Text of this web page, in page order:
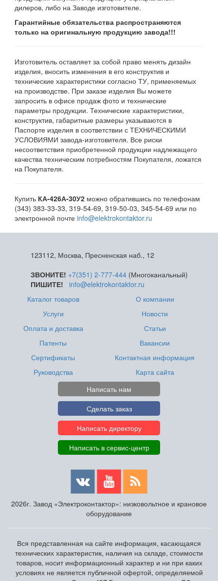
дилеров, либо на Заводе изготовителе.
Гарантийные обязательства распространяются
только на оригинальную продукцию завода!!!
Изготовитель оставляет за собой право менять дизайн
изделия, вносить изменения в его конструктив и
технические характеристики согласно ТУ, применяемых
на производстве. При заказе изделия Вы можете
запросить в офисе продаж фото и технические
параметры продукции. Технические характеристики,
конструктив, габаритные размеры указываются в
Паспорте изделия в соответствии с ТЕХНИЧЕСКИМИ
УСЛОВИЯМИ завода-изготовителя. Все риски
несоответствия приобретенной продукции надлежащего
качества техническим потребностям Покупателя, ложатся
на Покупателя.
Купить КА-426А-30У2 можно обратившись по телефонам
(343) 383-33-33, 319-54-69, 319-50-03, 345-54-69 или по
электронной почте info@elektrokontaktor.ru
123112, Москва, Пресненская наб., 12
ЗВОНИТЕ! +7(351) 2-777-444(Многоканальный)
ПИШИТЕ!
info@elektrokontaktor.ru
Каталог товаров
Услуги
Оплата и доставка
Патенты
Сертификаты
Руководства
О компании
Новости
Статьи
Вакансии
Контактная информация
Карта сайта
Написать нам
Сделать заказ
Написать директору
Написать в сервис-центр
2026г. Завод «Электроконтактор»: низковольтное и крановое
оборудование
Вся представленная на сайте информация, касающаяся
технических характеристик, наличия на складе, стоимости
товаров, носит информационный характер и ни при каких
условиях не является публичной офертой, определяемой